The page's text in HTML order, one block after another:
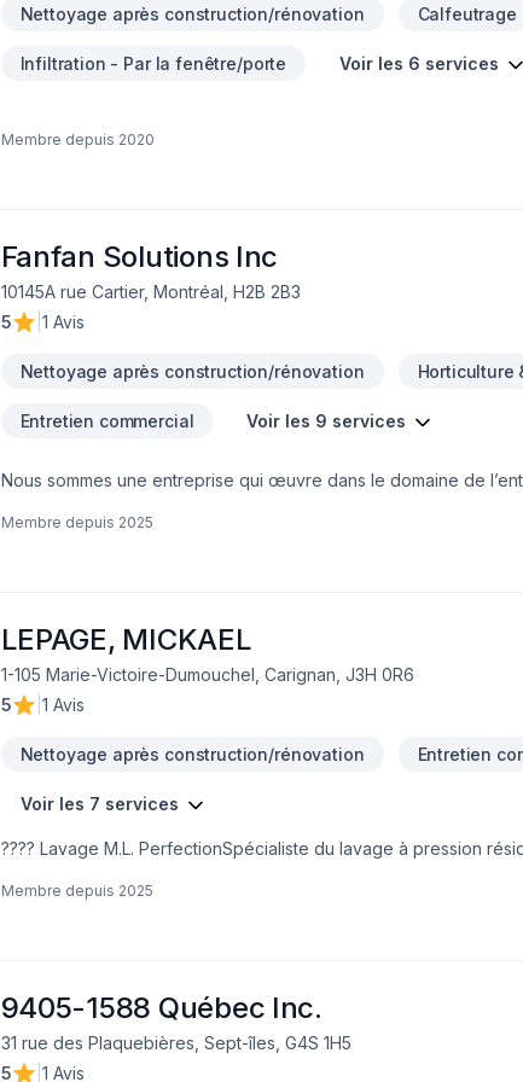
Nettoyage après construction/rénovation Calfeutrage
Infiltration - Par la fenêtre/porte Voir les 6 services
Membre depuis 2020
Fanfan Solutions Inc
10145A rue Cartier, Montréal, H2B 2B3
5
1 Avis
Nettoyage après construction/rénovation Horticulture
Entretien commercial Voir les 9 services
Nous sommes une entreprise qui œuvre dans le domaine de
Membre depuis 2025
LEPAGE, MICKAEL
1-105 Marie-Victoire-Dumouchel, Carignan, J3H 0R6
5
1 Avis
Nettoyage après construction/rénovation Entretien
Voir les 7 services
???? Lavage M.L. PerfectionSpécialiste du lavage à pression
protection de pavé uni (sable polymère, scellant), ainsi que
Membre depuis 2025
9405-1588 Québec Inc.
31 rue des Plaquebières, Sept-îles, G4S 1H5
5
1 Avis